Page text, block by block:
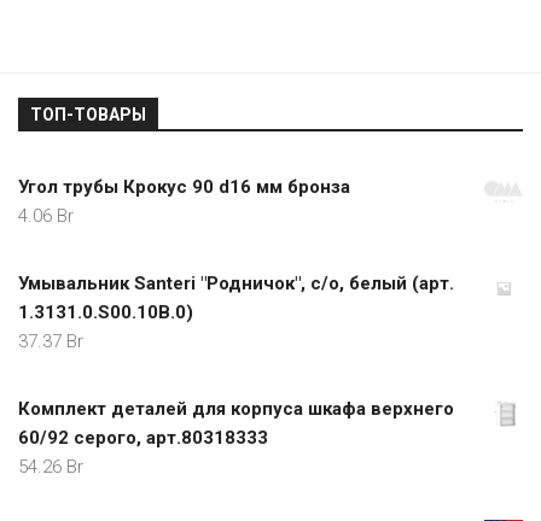
ТОП-ТОВАРЫ
Угол трубы Крокус 90 d16 мм бронза
4.06 Br
Умывальник Santeri "Родничок", с/о, белый (арт.
1.3131.0.S00.10B.0)
37.37 Br
Комплект деталей для корпуса шкафа верхнего
60/92 серого, арт.80318333
54.26 Br